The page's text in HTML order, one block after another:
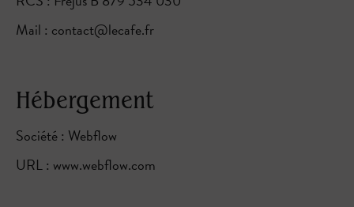
Mail : contact@lecafe.fr
Hébergement
Société : Webflow
URL : www.webflow.com